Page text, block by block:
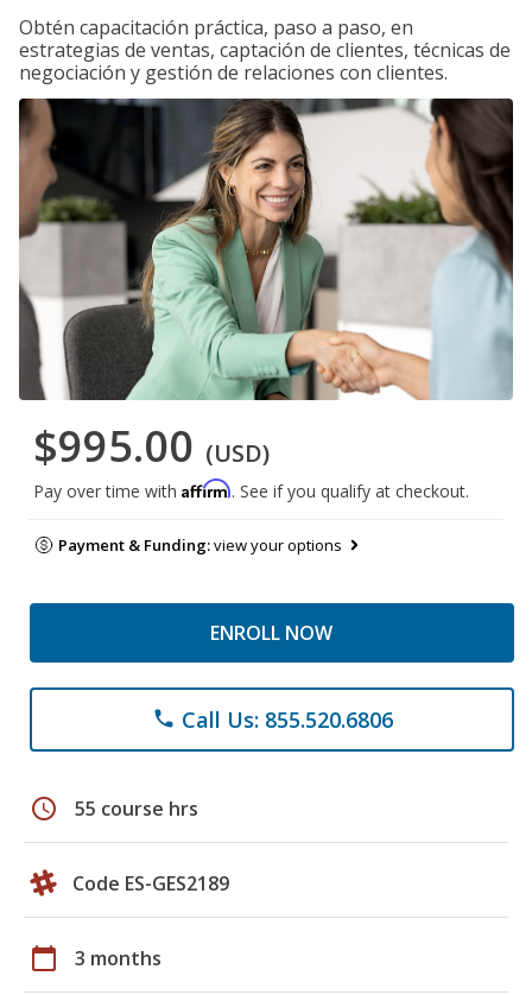
Obtén capacitación práctica, paso a paso, en
estrategias de ventas, captación de clientes, técnicas de
negociación y gestión de relaciones con clientes.
$995.00 (USD)
Pay over time with Affirm. See if you qualify at checkout.
Payment & Funding:view your options
ENROLL NOW
phone Call Us: 855.520.6806
schedule 55 course hrs
Code ES-GES2189
calendar_today 3 months